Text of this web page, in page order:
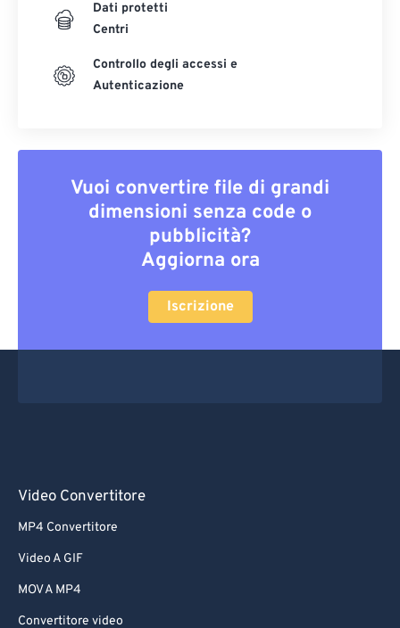
Dati protetti
Centri
Controllo degli accessi e
Autenticazione
Vuoi convertire file di grandi
dimensioni senza code o
pubblicità?
Aggiorna ora
Iscrizione
Video Convertitore
MP4 Convertitore
Video A GIF
MOV A MP4
Convertitore video